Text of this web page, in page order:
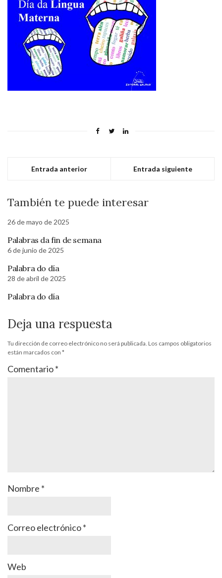
Entrada anterior Entrada siguiente
También te puede interesar
26 de mayo de 2025
Palabras da fin de semana
6 de junio de 2025
Palabra do día
28 de abril de 2025
Palabra do día
Deja una respuesta
Tu dirección de correo electrónico no será publicada. Los campos obligatorios
están marcados con *
Comentario*
Nombre *
Correo electrónico*
Web